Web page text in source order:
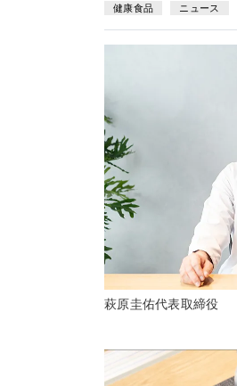
健康食品 ニュース
萩原圭佑代表取締役